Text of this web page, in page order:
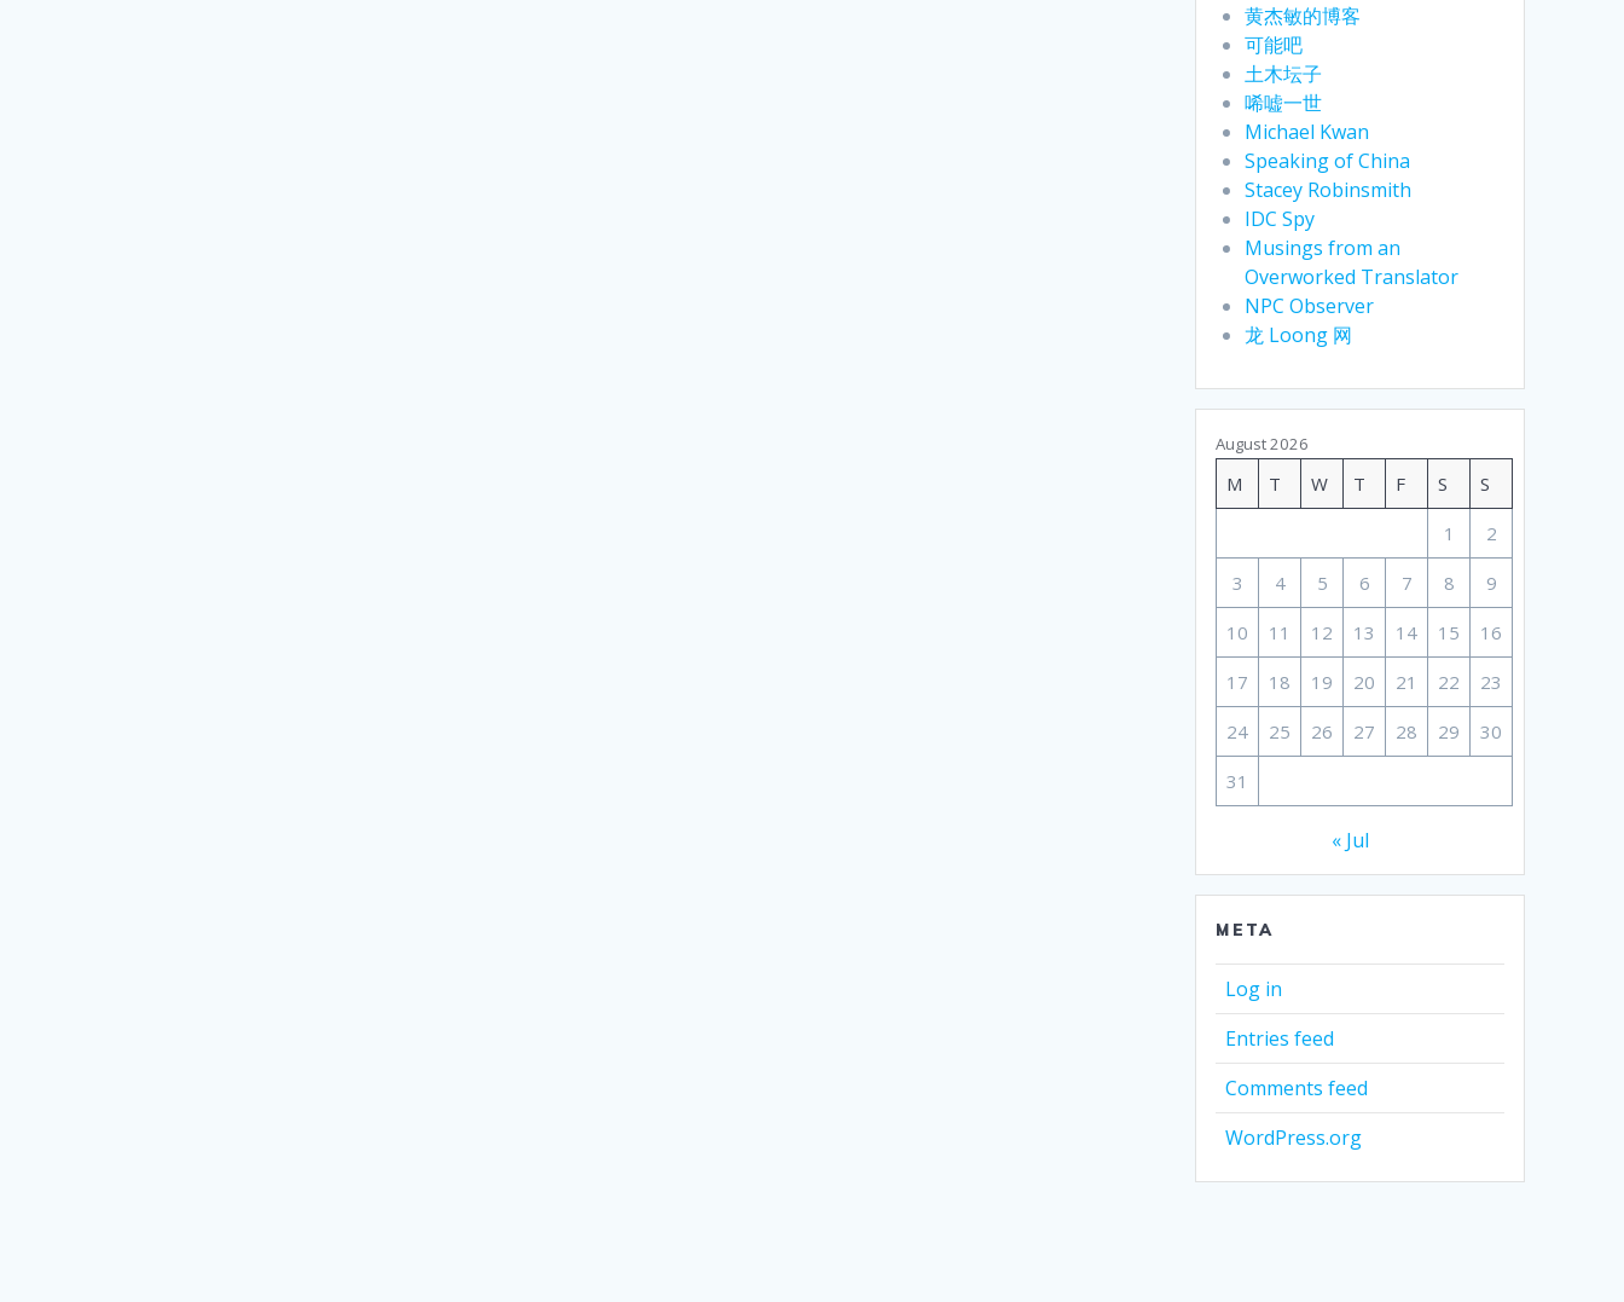
黄杰敏的博客
可能吧
土木坛子
唏嘘一世
Michael Kwan
Speaking of China
Stacey Robinsmith
IDC Spy
Musings from an
Overworked Translator
NPC Observer
龙 Loong 网
August 2026
M T W T F S S
1 2
3 4 5 6 7 8 9
10 11 12 13 14 15 16
17 18 19 20 21 22 23
24 25 26 27 28 29 30
31
« Jul
META
Log in
Entries feed
Comments feed
WordPress.org